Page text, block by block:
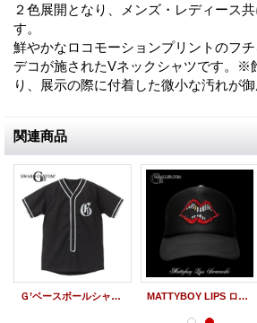
２色展開となり、メンズ・レディース
す。
鮮やかなロコモーションプリントのフ
デコが施されたVネックシャツです。※
り、展示の際に付着した微小な汚れが御
関連商品
Ｇ’ベースボールシャツ スワロイニシャル MATTYBOY LIPS ロゴスワロキャップ 赤